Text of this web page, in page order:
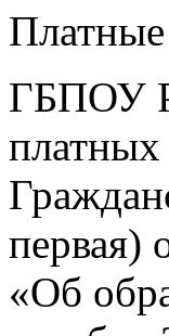
Платные
ГБПОУ
платных
первая)
«Об